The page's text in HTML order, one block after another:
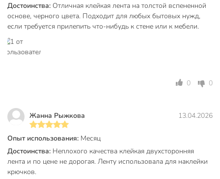
Достоинства: Отличная клейкая лента на толстой вспененной
основе, черного цвета. Подходит для любых бытовых нужд,
если требуется прилепить что-нибудь к стене или к мебели.
0 0
Жанна Рыжкова 13.04.2026
Опыт использования: Месяц
Достоинства: Неплохого качества клейкая двухсторонняя
лента и по цене не дорогая. Ленту использовала для наклейки
крючков.